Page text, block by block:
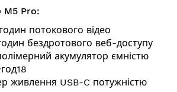
M5 Pro:
потокового відео
бездротового веб-доступу
акумулятор ємністю
живлення USB-C потужністю